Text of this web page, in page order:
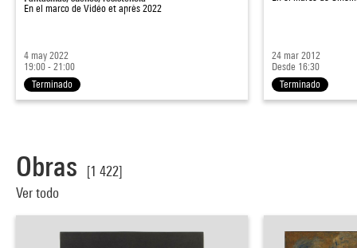
En el marco de Vidéo et après 2022
4 may 2022
19:00 - 21:00
Terminado
24 mar 2012
Desde 16:30
Terminado
Obras
[1 422]
Ver todo